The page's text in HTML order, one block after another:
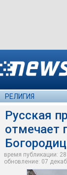
РЕЛИГИЯ
Русская
отмечает
время публикации:
обновление: 07